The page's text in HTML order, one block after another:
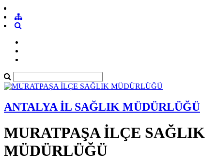
ANTALYA İL SAĞLIK MÜDÜRLÜĞÜ
MURATPAŞA İLÇE SAĞLIK
MÜDÜRLÜĞÜ